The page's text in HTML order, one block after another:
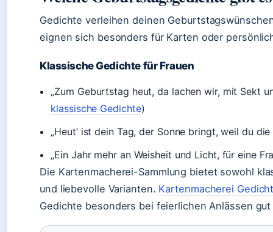
Gedichte verleihen deinen
eignen sich besonders für Karten oder
Klassische Gedichte für Frauen
„Zum Geburtstag heut, da lachen wir, mit Sekt
klassische Gedichte)
„Heut’ ist dein Tag, der Sonne bringt, weil du
„Ein Jahr mehr an Weisheit und Licht, für eine
Die Kartenmacherei-Sammlung bietet sowohl
und liebevolle Varianten. Kartenmacherei
Gedichte besonders bei feierlichen Anlässen